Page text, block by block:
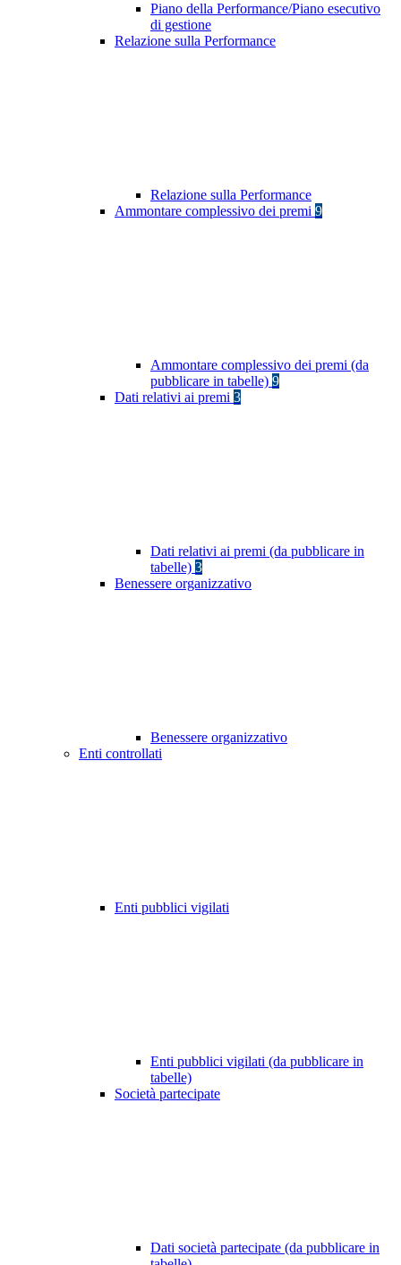
Piano della Performance/Piano esecutivo
di gestione
Relazione sulla Performance
Relazione sulla Performance
Ammontare complessivo dei premi 9
Ammontare complessivo dei premi (da
pubblicare in tabelle) 9
Dati relativi ai premi 3
Dati relativi ai premi (da pubblicare in
tabelle) 3
Benessere organizzativo
Benessere organizzativo
Enti controllati
Enti pubblici vigilati
Enti pubblici vigilati (da pubblicare in
tabelle)
Società partecipate
Dati società partecipate (da pubblicare in